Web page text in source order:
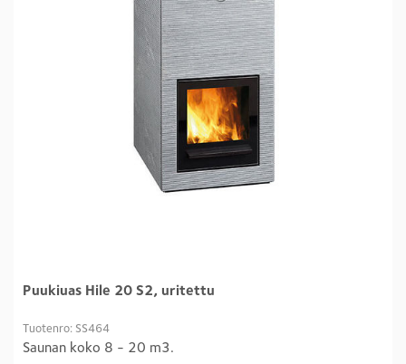
Puukiuas Hile 20 S2, uritettu
Tuotenro: SS464
Saunan koko 8 - 20 m3.